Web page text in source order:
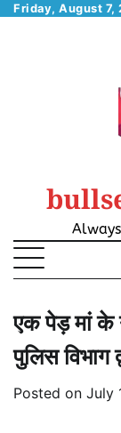
SkipFriday, August 7,
एक पेड़ मां के
पुलिस विभाग
Posted on July